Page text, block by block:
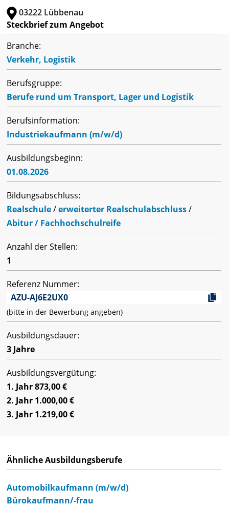
03222 Lübbenau
Steckbrief zum Angebot
Branche:
Verkehr, Logistik
Berufsgruppe:
Berufe rund um Transport, Lager und Logistik
Berufsinformation:
Industriekaufmann (m/w/d)
Ausbildungsbeginn:
01.08.2026
Bildungsabschluss:
Realschule/erweiterter Realschulabschluss/
Abitur / Fachhochschulreife
Anzahl der Stellen:
1
Referenz Nummer:
AZU-AJ6E2UX0
(bitte in der Bewerbung angeben)
Ausbildungsdauer:
3 Jahre
Ausbildungsvergütung:
1. Jahr 873,00 €
2. Jahr 1.000,00 €
3. Jahr 1.219,00 €
Ähnliche Ausbildungsberufe
Automobilkaufmann (m/w/d)
Bürokaufmann/-frau